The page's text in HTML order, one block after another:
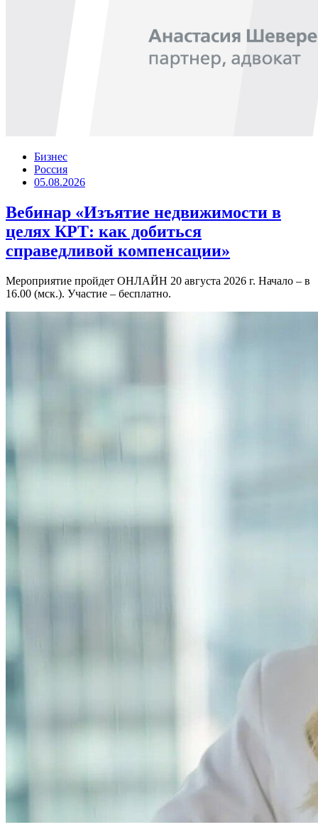
Бизнес
Россия
05.08.2026
Вебинар «Изъятие недвижимости в
целях КРТ: как добиться
справедливой компенсации»
Мероприятие пройдет ОНЛАЙН 20 августа 2026 г. Начало – в
16.00 (мск.). Участие – бесплатно.